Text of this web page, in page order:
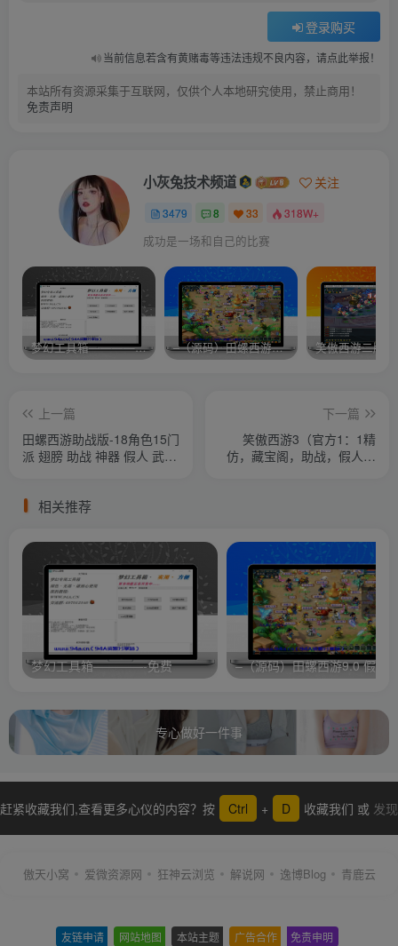
登录购买
当前信息若含有黄赌毒等违法违规不良内容，请点此举报！
本站所有资源采集于互联网，仅供个人本地研究使用，禁止商用！
免责声明
小灰兔技术频道 关注
3479 8 33 318W+
成功是一场和自己的比赛
梦幻工具箱————-免费 –（源码）田螺西游9.0 假人摆摊18门派飞升渡劫化圣助战最新BB谛听…. 笑傲西游二版-
上一篇
田螺西游助战版-18角色15门
派 翅膀 助战 神器 假人 武器
下一篇
笑傲西游3（官方1：1精
仿，藏宝阁，助战，假人走
相关推荐
梦幻工具箱————-免费
专心做好一件事
赶紧收藏我们,查看更多心仪的内容？按 Ctrl + D 收藏我们 或 发现
傲天小窝 爱微资源网 狂神云浏览 解说网 逸博Blog 青鹿云
友链申请 网站地图 本站主题 广告合作 免责申明